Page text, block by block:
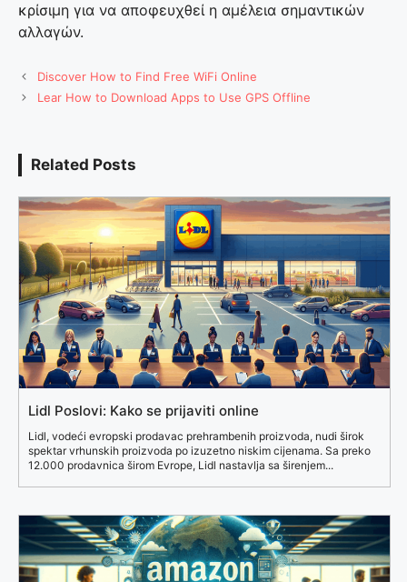
κρίσιμη για να αποφευχθεί η αμέλεια σημαντικών
αλλαγών.
Discover How to Find Free WiFi Online
Lear How to Download Apps to Use GPS Offline
Related Posts
Lidl Poslovi: Kako se prijaviti online
Lidl, vodeći evropski prodavac prehrambenih proizvoda, nudi širok
spektar vrhunskih proizvoda po izuzetno niskim cijenama. Sa preko
12.000 prodavnica širom Evrope, Lidl nastavlja sa širenjem...